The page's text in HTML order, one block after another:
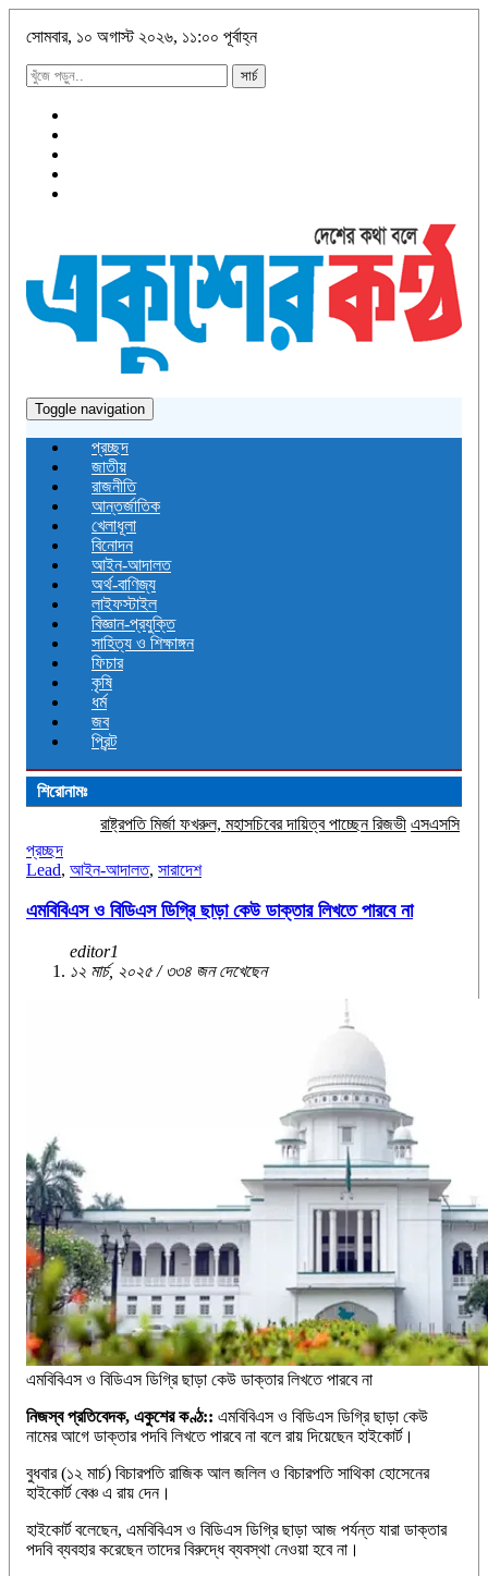
সোমবার, ১০ অগাস্ট ২০২৬, ১১:০০ পূর্বাহ্ন
সার্চ
Toggle navigation
প্রচ্ছদ
জাতীয়
রাজনীতি
আন্তর্জাতিক
খেলাধূলা
বিনোদন
আইন-আদালত
অর্থ-বাণিজ্য
লাইফস্টাইল
বিজ্ঞান-প্রযুক্তি
সাহিত্য ও শিক্ষাঙ্গন
ফিচার
কৃষি
ধর্ম
জব
প্রিন্ট
শিরোনামঃ
মির্জা ফখরুল, মহাসচিবের দায়িত্ব পাচ্ছেন রিজভী এসএসসির ফল প্রকাশ, পাসের
প্রচ্ছদ
Lead, আইন-আদালত, সারাদেশ
এমবিবিএস ও বিডিএস ডিগ্রি ছাড়া কেউ ডাক্তার লিখতে পারবে না
editor1
১২ মার্চ, ২০২৫ / ৩৩৪ জন দেখেছেন
এমবিবিএস ও বিডিএস ডিগ্রি ছাড়া কেউ ডাক্তার লিখতে পারবে না
নিজস্ব প্রতিবেদক, একুশের কণ্ঠ:: এমবিবিএস ও বিডিএস ডিগ্রি ছাড়া কেউ
নামের আগে ডাক্তার পদবি লিখতে পারবে না বলে রায় দিয়েছেন হাইকোর্ট।
বুধবার (১২ মার্চ) বিচারপতি রাজিক আল জলিল ও বিচারপতি সাথিকা হোসেনের
হাইকোর্ট বেঞ্চ এ রায় দেন।
হাইকোর্ট বলেছেন, এমবিবিএস ও বিডিএস ডিগ্রি ছাড়া আজ পর্যন্ত যারা ডাক্তার
পদবি ব্যবহার করেছেন তাদের বিরুদ্ধে ব্যবস্থা নেওয়া হবে না।